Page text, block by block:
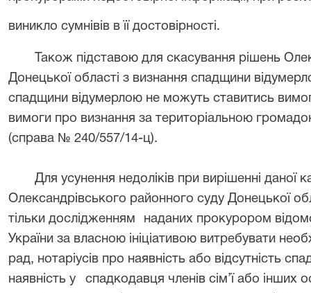
виникло сумнівів в її достовірності.
Також підставою для скасування рішень
Донецької області з визнання спадщини
спадщини відумерлою не можуть ставитись
вимоги про визнання за територіальною
(справа № 240/557/14-ц).
Для усунення недоліків при вирішенні даної
Олександрівського районного суду Донецької
тільки дослідженням
наданих прокурором
України за власною ініціативою витребувати
рад, нотаріусів про наявність або відсутність
наявність у
спадкодавця членів сім’ї або інших